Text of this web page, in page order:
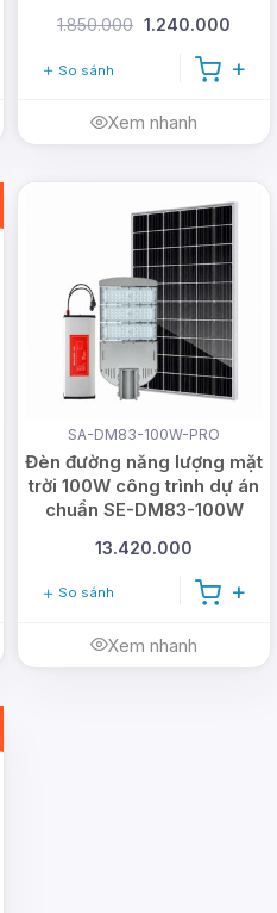
1.850.000 1.240.000
So sánh
Xem nhanh
SA-DM83-100W-PRO
Đèn đường năng lượng mặt
trời 100W công trình dự án
chuẩn SE-DM83-100W
13.420.000
So sánh
Xem nhanh